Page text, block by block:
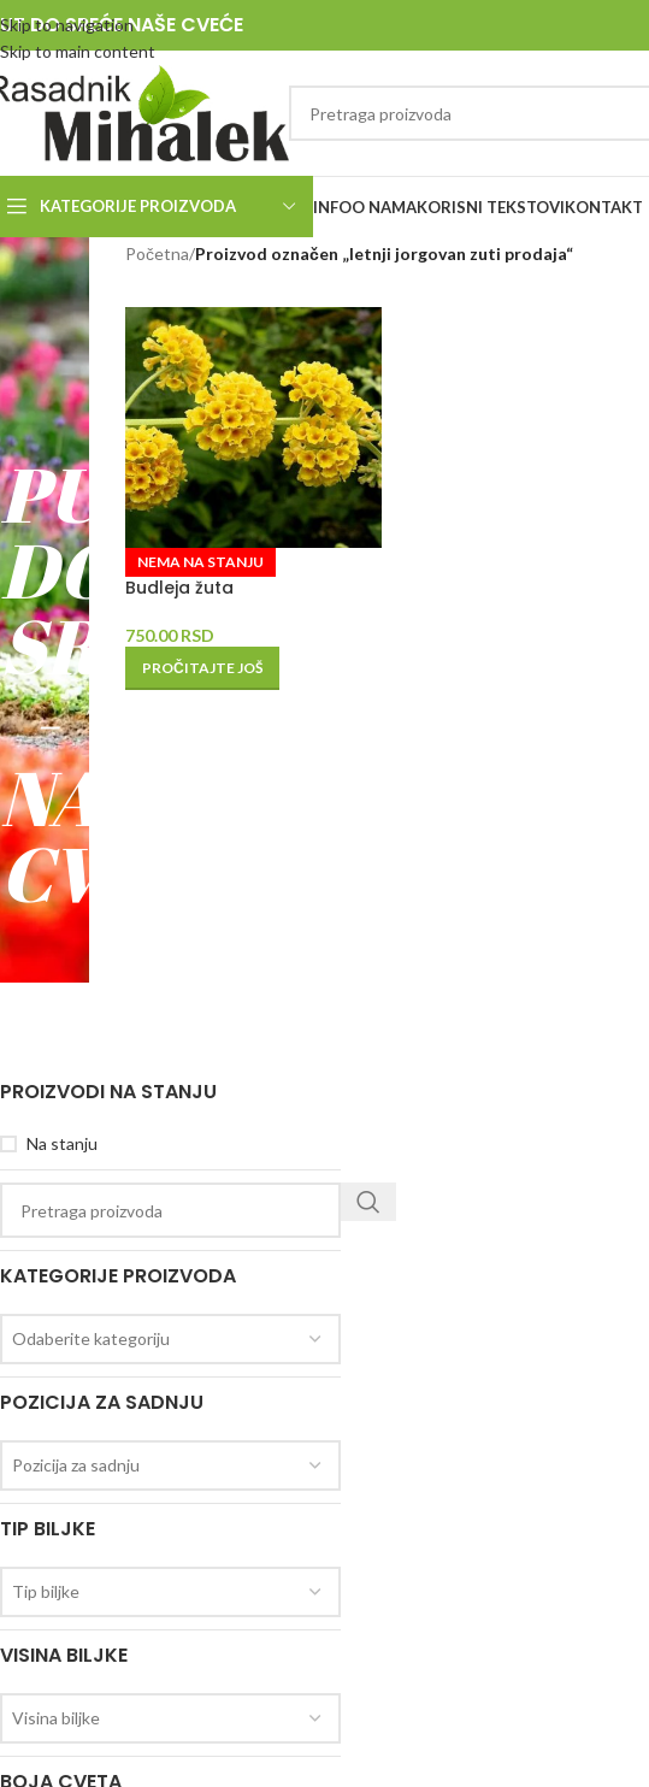
Skip to navigation
Skip to main content
DO SREĆE NAŠE CVEĆE
KATEGORIJE PROIZVODA INFOO NAMAKORISNI TEKSTOVIKONTAKT
RASADNIK
MIHALEK
PUT
DO
SREĆE
-
NAŠE
CVEĆE
Početna/Proizvod označen „letnji jorgovan zuti prodaja“
NEMA NA STANJU
Budleja žuta
750.00RSD
PROČITAJTE JOŠ
PROIZVODI NA STANJU
Na stanju
KATEGORIJE PROIZVODA
Odaberite kategoriju
POZICIJA ZA SADNJU
Pozicija za sadnju
TIP BILJKE
Tip biljke
VISINA BILJKE
Visina biljke